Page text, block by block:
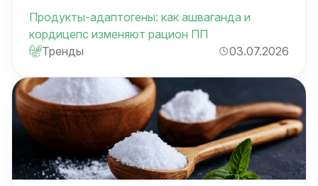
Продукты-адаптогены: как ашваганда и
кордицепс изменяют рацион ПП
Тренды
03.07.2026